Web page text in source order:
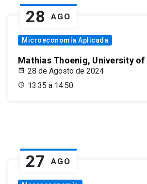
28 AGO
Microeconomía Aplicada
Mathias Thoenig, University of
28 de Agosto de 2024
13:35 a 14:50
27 AGO